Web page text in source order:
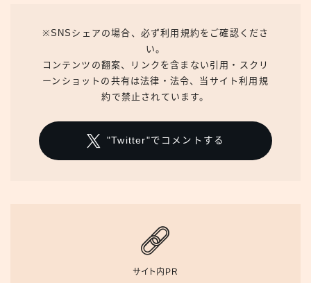
※SNSシェアの場合、必ず利用規約をご確認くださ
い。
コンテンツの翻案、リンクを含まない引用・スクリ
ーンショットの共有は法律・法令、当サイト利用規
約で禁止されています。
"Twitter"でコメントする
サイト内PR